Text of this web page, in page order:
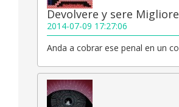
Devolvere y sere Migliore
2014-07-09 17:27:06
Anda a cobrar ese penal en un